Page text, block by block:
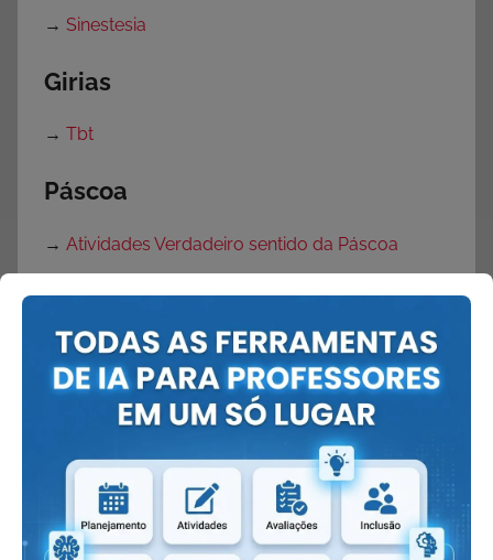
→ Sinestesia
Girias
→ Tbt
Páscoa
→ Atividades Verdadeiro sentido da Páscoa
→Atividades para Páscoa
→Textos sobre a Páscoa
Cartão de Páscoa
→Mensagens de Páscoa
Frases de Páscoa
→Músicas de Páscoa